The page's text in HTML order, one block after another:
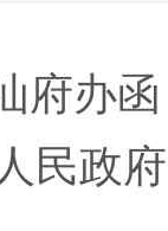
府办
民政